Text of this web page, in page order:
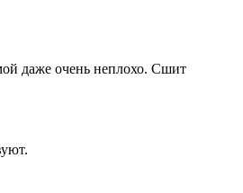
даже очень неплохо. Сшит